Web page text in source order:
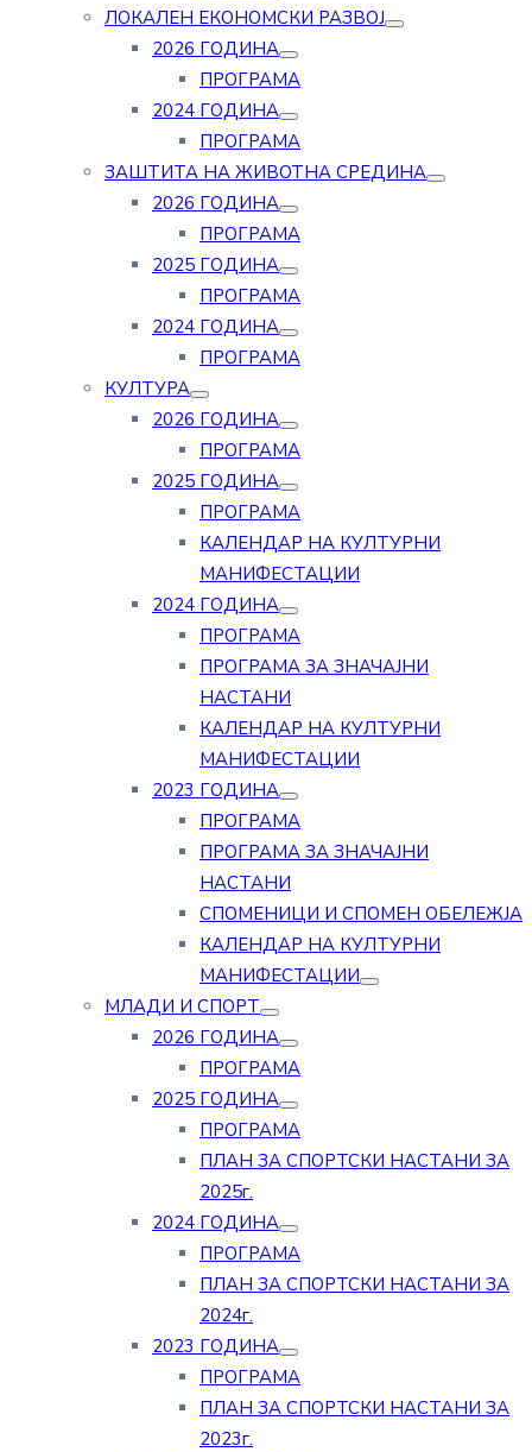
ЛОКАЛЕН ЕКОНОМСКИ РАЗВОЈ
2026 ГОДИНА
ПРОГРАМА
2024 ГОДИНА
ПРОГРАМА
ЗАШТИТА НА ЖИВОТНА СРЕДИНА
2026 ГОДИНА
ПРОГРАМА
2025 ГОДИНА
ПРОГРАМА
2024 ГОДИНА
ПРОГРАМА
КУЛТУРА
2026 ГОДИНА
ПРОГРАМА
2025 ГОДИНА
ПРОГРАМА
КАЛЕНДАР НА КУЛТУРНИ
МАНИФЕСТАЦИИ
2024 ГОДИНА
ПРОГРАМА
ПРОГРАМА ЗА ЗНАЧАЈНИ
НАСТАНИ
КАЛЕНДАР НА КУЛТУРНИ
МАНИФЕСТАЦИИ
2023 ГОДИНА
ПРОГРАМА
ПРОГРАМА ЗА ЗНАЧАЈНИ
НАСТАНИ
СПОМЕНИЦИ И СПОМЕН ОБЕЛЕЖЈА
КАЛЕНДАР НА КУЛТУРНИ
МАНИФЕСТАЦИИ
МЛАДИ И СПОРТ
2026 ГОДИНА
ПРОГРАМА
2025 ГОДИНА
ПРОГРАМА
ПЛАН ЗА СПОРТСКИ НАСТАНИ ЗА
2025г.
2024 ГОДИНА
ПРОГРАМА
ПЛАН ЗА СПОРТСКИ НАСТАНИ ЗА
2024г.
2023 ГОДИНА
ПРОГРАМА
ПЛАН ЗА СПОРТСКИ НАСТАНИ ЗА
2023г.